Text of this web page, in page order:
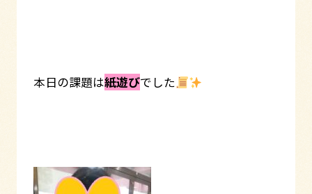
本日の課題は紙遊びでした